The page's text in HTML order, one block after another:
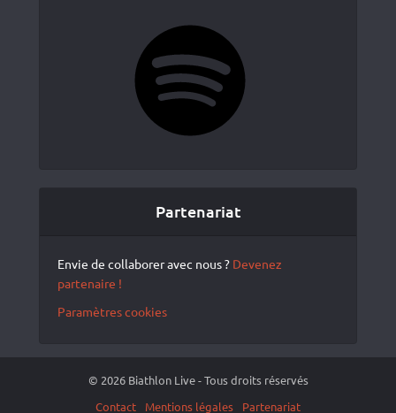
Partenariat
Envie de collaborer avec nous ? Devenez
partenaire !
Paramètres cookies
© 2026 Biathlon Live - Tous droits réservés
Contact
Mentions légales Partenariat